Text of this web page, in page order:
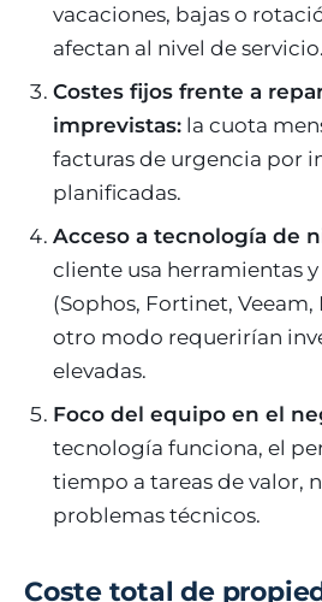
vacaciones, bajas o
afectan al nivel de servicio.
Costes fijos frente a
imprevistas: la cuota
facturas de urgencia por
planificadas.
Acceso a tecnología de
cliente usa herramientas
(Sophos, Fortinet,
otro modo requerirían
elevadas.
Foco del equipo en el
tecnología funciona, el
tiempo a tareas de valor,
problemas técnicos.
Coste total de